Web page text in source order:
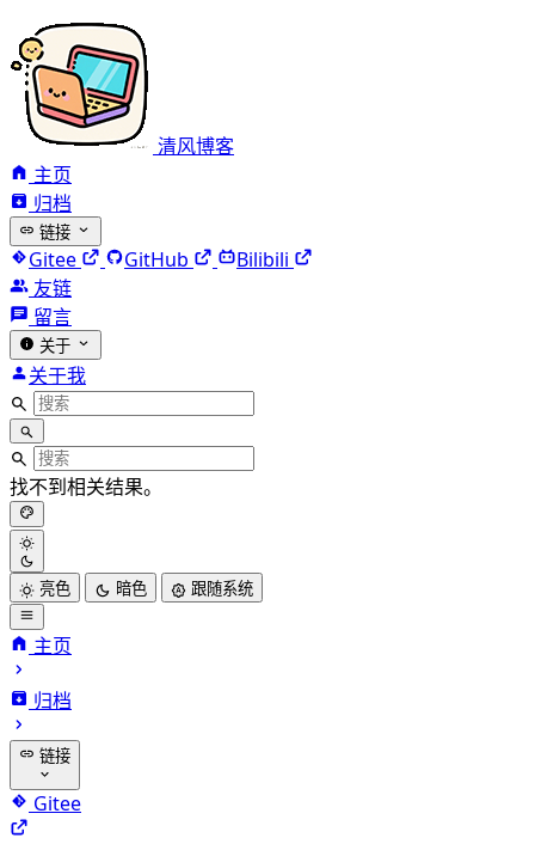
清风博客
主页
归档
链接
Gitee GitHub
Bilibili
友链
留言
关于
关于我
找不到相关结果。
亮色 暗色 跟随系统
主页
归档
链接
Gitee